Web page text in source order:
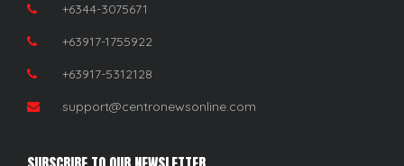
+6344-3075671
+63917-1755922
+63917-5312128
support@centronewsonline.com